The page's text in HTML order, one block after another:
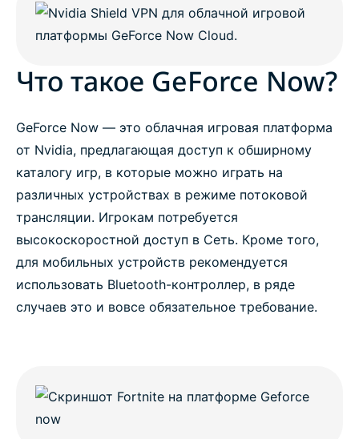
Что такое GeForce Now?
GeForce Now — это облачная игровая платформа
от Nvidia, предлагающая доступ к обширному
каталогу игр, в которые можно играть на
различных устройствах в режиме потоковой
трансляции. Игрокам потребуется
высокоскоростной доступ в Сеть. Кроме того,
для мобильных устройств рекомендуется
использовать Bluetooth-контроллер, в ряде
случаев это и вовсе обязательное требование.